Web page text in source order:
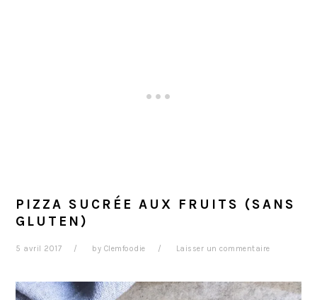
PIZZA SUCRÉE AUX FRUITS (SANS
GLUTEN)
5 avril 2017 by Clemfoodie Laisser un commentaire